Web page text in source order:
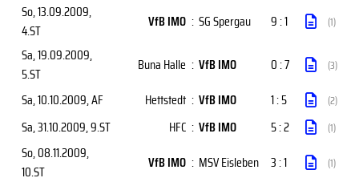
So, 13.09.2009,
4.ST
VfB IMO : SG Spergau 9 : 1 (1)
Sa, 19.09.2009,
5.ST
Buna Halle : VfB IMO 0 : 7 (3)
Sa, 10.10.2009, AF Hettstedt : VfB IMO 1 : 5 (2)
Sa, 31.10.2009, 9.ST HFC : VfB IMO 5 : 2 (1)
So, 08.11.2009,
10.ST
VfB IMO : MSV Eisleben 3 : 1 (1)